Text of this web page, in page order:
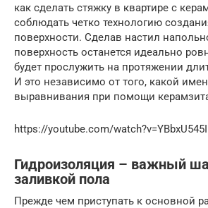
как сделать стяжку в квартире с
соблюдать четко технологию
поверхности. Сделав настил
поверхность останется идеально
будет прослужить на протяжении
И это независимо от того, какой
выравнивания при помощи
https://youtube.com/
Гидроизоляция – важный
заливкой пола
Прежде чем приступать к основной